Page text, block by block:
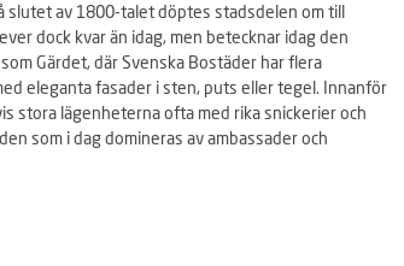
slutet av 1800-talet döptes stadsdelen om till
dock kvar än idag, men betecknar idag den
Gärdet, där Svenska Bostäder har flera
eleganta fasader i sten, puts eller tegel. Innanför
stora lägenheterna ofta med rika snickerier och
som i dag domineras av ambassader och